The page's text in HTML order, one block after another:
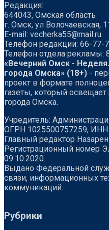
Редакция:
644043, Омская область
г. Омск, ул Волочаевская,
Е-mail: vecherka55@mail.ru
Телефон редакции: 66-77-
Телефон отдела рекламы:
«Вечерний Омск -
города Омска» (18+) -
проект в формате
газеты, который
города Омска.
Учредитель:
ОГРН 1025500757259, ИНН
Главный редактор
Регистрационный номер
09.10.2020.
Выдано Федеральной
связи, информационных
коммуникаций.
Рубрики